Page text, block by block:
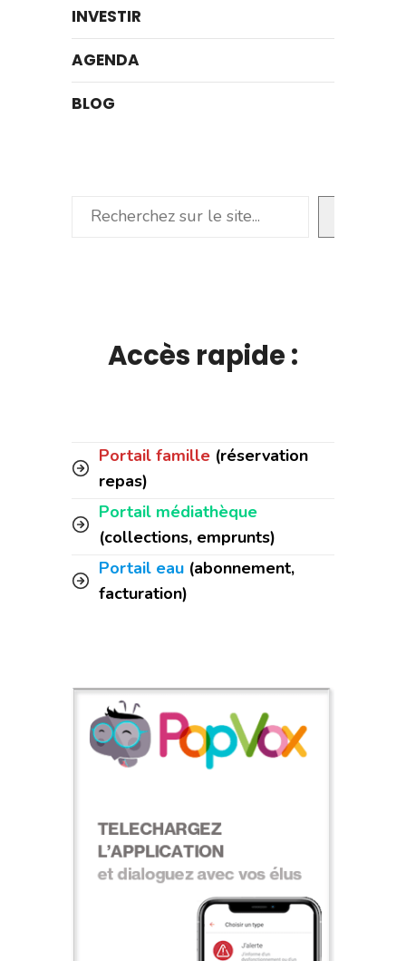
INVESTIR
AGENDA
BLOG
Rechercher
Accès rapide :
Portail famille (réservation
repas)
Portail médiathèque
(collections, emprunts)
Portail eau (abonnement,
facturation)